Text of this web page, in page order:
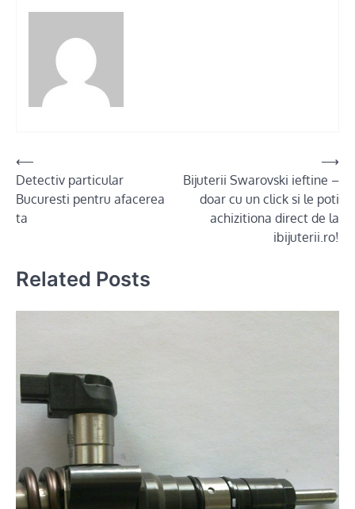
Post
navigation
⟵
Detectiv particular
Bucuresti pentru afacerea
ta
Bijuterii Swarovski ieftine –
doar cu un click si le poti
achizitiona direct de la
ibijuterii.ro!
⟶
Related Posts